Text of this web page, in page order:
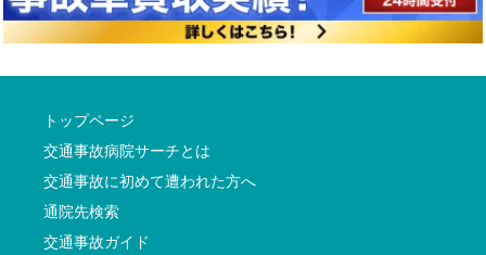
トップページ
交通事故病院サーチとは
交通事故に初めて遭われた方へ
通院先検索
交通事故ガイド